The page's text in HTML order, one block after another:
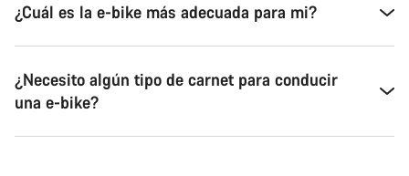
¿Cuál es la e-bike más adecuada para mi?
¿Necesito algún tipo de carnet para conducir
una e-bike?